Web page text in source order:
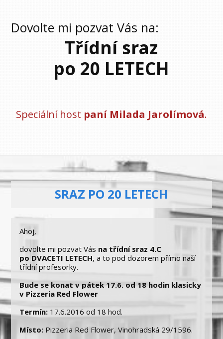
Dovolte mi pozvat Vás na:
Třídní sraz
po 20 LETECH
Speciální host paní Milada Jarolímová.
SRAZ PO 20 LETECH
Ahoj,
dovolte mi pozvat Vás na třídní sraz 4.C
po DVACETI LETECH, a to pod dozorem přímo naší
třídní profesorky.
Bude se konat v pátek 17.6. od 18 hodin klasicky
v Pizzeria Red Flower
Termín:17.6.2016 od 18 hod.
Místo: Pizzeria Red Flower, Vinohradská 29/1596.